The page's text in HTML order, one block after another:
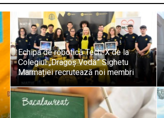
Echipa de robotică Tech-X de la
Colegiul „Dragoș Vodă” Sighetu
Marmației recrutează noi membri